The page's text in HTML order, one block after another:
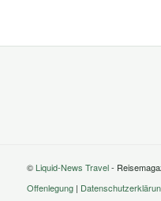
©Liquid-News Travel-
Offenlegung|